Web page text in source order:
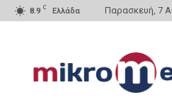
8.9 C Ελλάδα Παρασκευή, 7